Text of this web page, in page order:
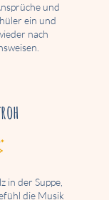
und
ein und
nach
in der Suppe,
die Musik